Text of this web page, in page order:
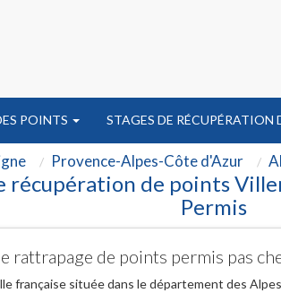
POINTS STAGES DE RÉCUPÉRATION
Provence-Alpes-Côte d'Azur
récupération de points
Permis
rattrapage de points permis pas
française située dans le département des